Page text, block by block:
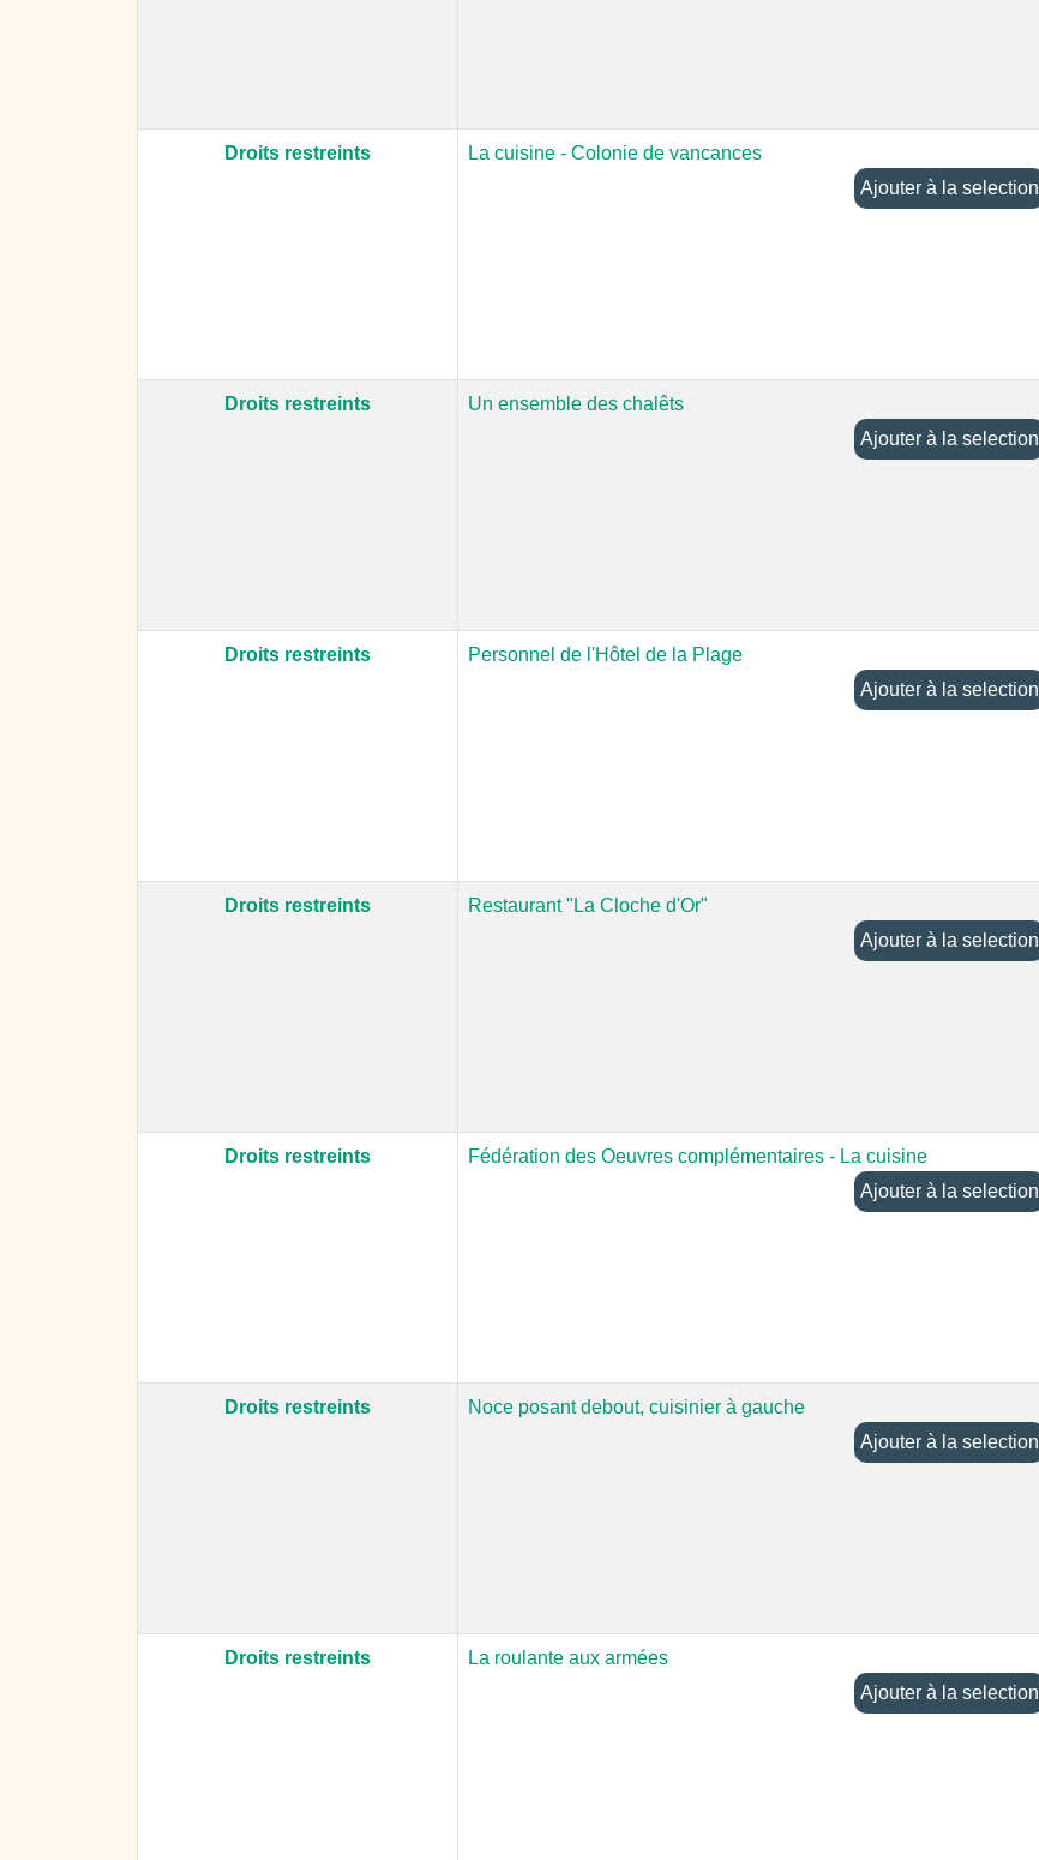
Droits restreints
La cuisine - Colonie de vancances
Ajouter à la selection
Droits restreints
Un ensemble des chalêts
Ajouter à la selection
Droits restreints
Personnel de l'Hôtel de la Plage
Ajouter à la selection
Droits restreints
Restaurant "La Cloche d'Or"
Ajouter à la selection
Droits restreints
Fédération des Oeuvres complémentaires - La cuisine
Ajouter à la selection
Droits restreints
Noce posant debout, cuisinier à gauche
Ajouter à la selection
Droits restreints
La roulante aux armées
Ajouter à la selection